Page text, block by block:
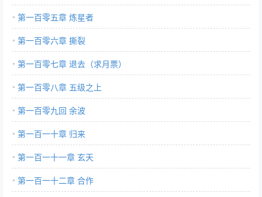
第一百零五章 炼星者
第一百零六章 撕裂
第一百零七章 退去（求月票）
第一百零八章 五级之上
第一百零九回 余波
第一百一十章 归来
第一百一十一章 玄天
第一百一十二章 合作